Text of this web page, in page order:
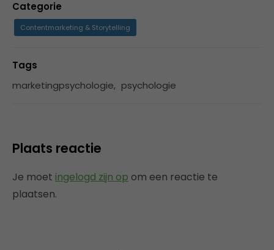
Categorie
Contentmarketing & Storytelling
Tags
marketingpsychologie, psychologie
Plaats reactie
Je moet ingelogd zijn op om een reactie te
plaatsen.